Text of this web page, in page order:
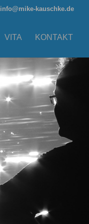
info@mike-kauschke.de
VITA KONTAKT